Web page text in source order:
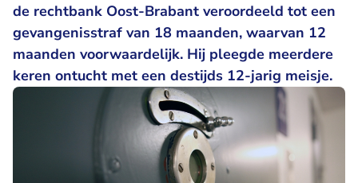
de rechtbank Oost-Brabant veroordeeld tot een
gevangenisstraf van 18 maanden, waarvan 12
maanden voorwaardelijk. Hij pleegde meerdere
keren ontucht met een destijds 12-jarig meisje.